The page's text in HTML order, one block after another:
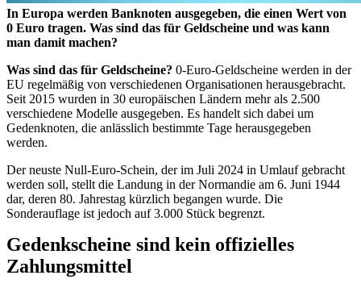
In Europa werden Banknoten ausgegeben, die einen Wert von
0 Euro tragen. Was sind das für Geldscheine und was kann
man damit machen?
Was sind das für Geldscheine? 0-Euro-Geldscheine werden in der
EU regelmäßig von verschiedenen Organisationen herausgebracht.
Seit 2015 wurden in 30 europäischen Ländern mehr als 2.500
verschiedene Modelle ausgegeben. Es handelt sich dabei um
Gedenknoten, die anlässlich bestimmte Tage herausgegeben
werden.
Der neuste Null-Euro-Schein, der im Juli 2024 in Umlauf gebracht
werden soll, stellt die Landung in der Normandie am 6. Juni 1944
dar, deren 80. Jahrestag kürzlich begangen wurde. Die
Sonderauflage ist jedoch auf 3.000 Stück begrenzt.
Gedenkscheine sind kein offizielles
Zahlungsmittel